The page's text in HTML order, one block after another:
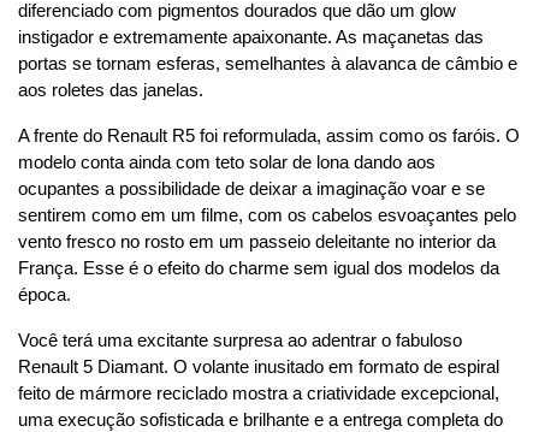
diferenciado com pigmentos dourados que dão um glow
instigador e extremamente apaixonante. As maçanetas das
portas se tornam esferas, semelhantes à alavanca de câmbio e
aos roletes das janelas.
A frente do Renault R5 foi reformulada, assim como os faróis. O
modelo conta ainda com teto solar de lona dando aos
ocupantes a possibilidade de deixar a imaginação voar e se
sentirem como em um filme, com os cabelos esvoaçantes pelo
vento fresco no rosto em um passeio deleitante no interior da
França. Esse é o efeito do charme sem igual dos modelos da
época.
Você terá uma excitante surpresa ao adentrar o fabuloso
Renault 5 Diamant. O volante inusitado em formato de espiral
feito de mármore reciclado mostra a criatividade excepcional,
uma execução sofisticada e brilhante e a entrega completa do